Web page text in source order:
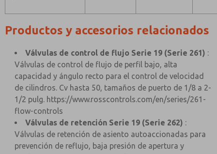
Productos y accesorios relacionados
Válvulas de control de flujo Serie 19 (Serie 261) :
Válvulas de control de flujo de perfil bajo, alta
capacidad y ángulo recto para el control de velocidad
de cilindros. Cv hasta 50, tamaños de puerto de 1/8 a 2-
1/2 pulg. https://www.rosscontrols.com/en/series/261-
flow-controls
Válvulas de retención Serie 19 (Serie 262) :
Válvulas de retención de asiento autoaccionadas para
prevención de reflujo, baja presión de apertura y